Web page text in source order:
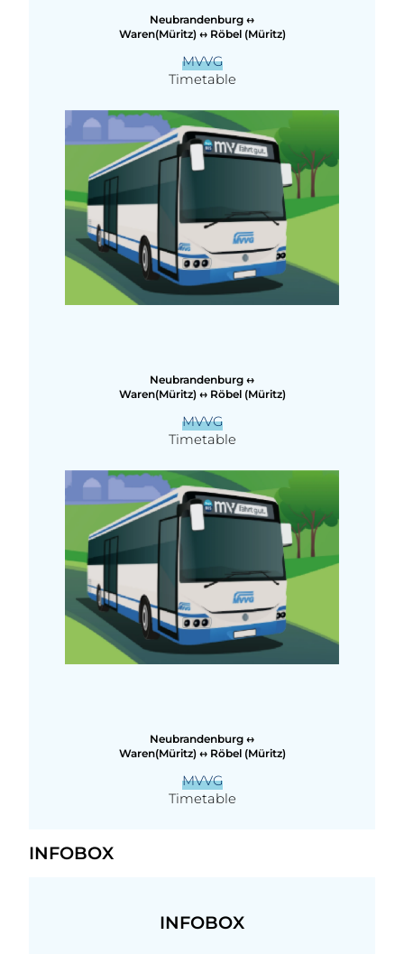
Neubrandenburg ↔
Waren(Müritz) ↔ Röbel (Müritz)
MVVG
Timetable
Neubrandenburg ↔
Waren(Müritz) ↔ Röbel (Müritz)
MVVG
Timetable
Neubrandenburg ↔
Waren(Müritz) ↔ Röbel (Müritz)
MVVG
Timetable
INFOBOX
INFOBOX